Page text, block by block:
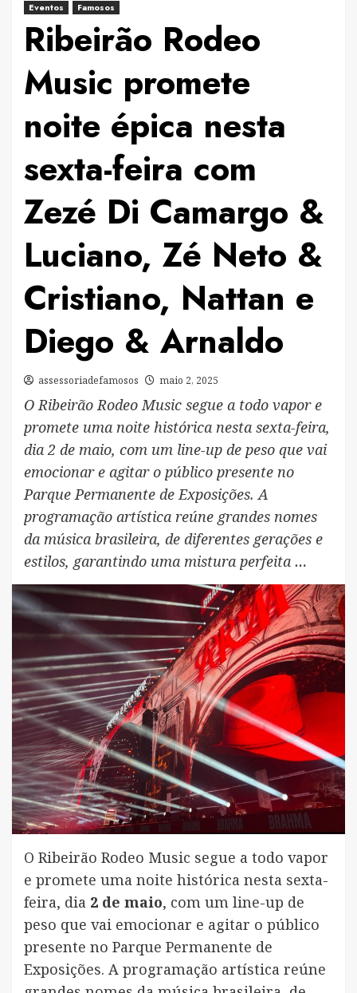
Eventos Famosos
Ribeirão Rodeo
Music promete
noite épica nesta
sexta-feira com
Zezé Di Camargo &
Luciano, Zé Neto &
Cristiano, Nattan e
Diego & Arnaldo
assessoriadefamosos maio 2, 2025
O Ribeirão Rodeo Music segue a todo vapor e
promete uma noite histórica nesta sexta-feira,
dia 2 de maio, com um line-up de peso que vai
emocionar e agitar o público presente no
Parque Permanente de Exposições. A
programação artística reúne grandes nomes
da música brasileira, de diferentes gerações e
estilos, garantindo uma mistura perfeita …
O Ribeirão Rodeo Music segue a todo vapor
e promete uma noite histórica nesta sexta-
feira, dia 2 de maio, com um line-up de
peso que vai emocionar e agitar o público
presente no Parque Permanente de
Exposições. A programação artística reúne